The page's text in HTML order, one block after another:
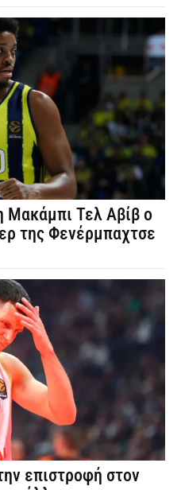
Μακάμπι Τελ Αβίβ ο
της Φενέρμπαχτσε
επιστροφή στον